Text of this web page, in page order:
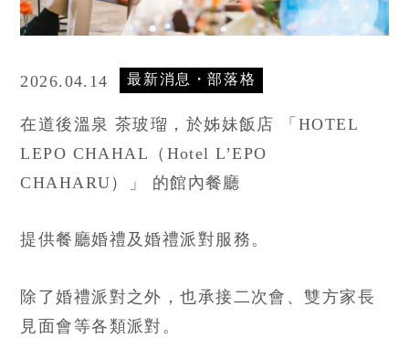
2026.04.14 最新消息・部落格
在道後溫泉 茶玻瑠，於姊妹飯店
「HOTEL
LEPO CHAHAL（Hotel L’EPO
CHAHARU）」
的館內餐廳
提供餐廳婚禮及婚禮派對服務。
除了婚禮派對之外，也承接二次會、雙方家長
見面會等各類派對。